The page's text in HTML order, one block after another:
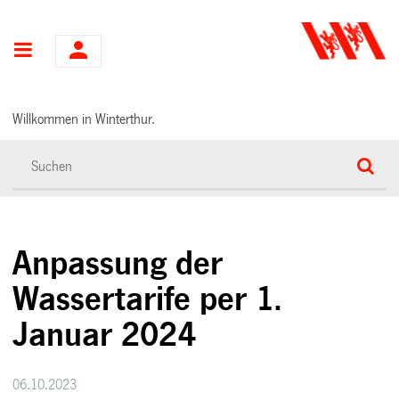
Hauptnavigation
Willkommen in Winterthur.
Anpassung der
Wassertarife per 1.
Januar 2024
06.10.2023